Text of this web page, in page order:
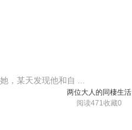
，某天发现他和自 ...
两位大人的同棲生活
阅读471 收藏0